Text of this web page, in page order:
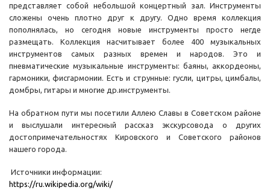
представляет собой небольшой концертный зал. Инструменты
сложены очень плотно друг к другу. Одно время коллекция
пополнялась, но сегодня новые инструменты просто негде
размещать. Коллекция насчитывает более 400 музыкальных
инструментов самых разных времен и народов. Это и
пневматические музыкальные инструменты: баяны, аккордеоны,
гармоники, фисгармонии. Есть и струнные: гусли, цитры, цимбалы,
домбры, гитары и многие др.инструменты.
На обратном пути мы посетили Аллею Славы в Советском районе
и выслушали интересный рассказ экскурсовода о других
достопримечательностях Кировского и Советского районов
нашего города.
Источники информации:
https://ru.wikipedia.org/wiki/